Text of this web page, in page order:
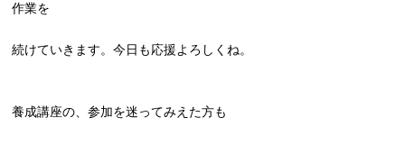
作業を
続けていきます。今日も応援よろしくね。
養成講座の、参加を迷ってみえた方も